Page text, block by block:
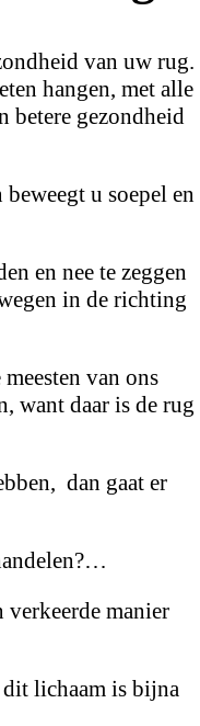
van uw rug.
hangen, met alle
betere gezondheid
u soepel en
en nee te zeggen
in de richting
van ons
want daar is de rug
dan gaat er
verkeerde manier
dit lichaam is bijna